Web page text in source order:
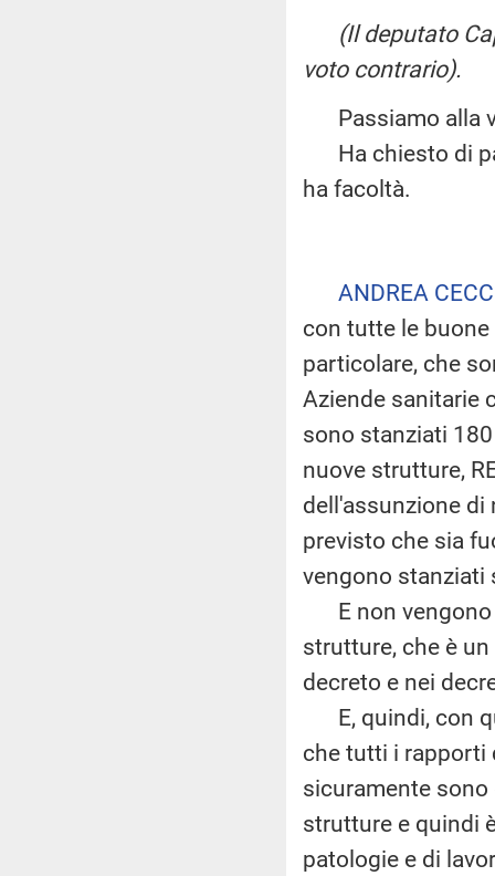
(Il deputato
voto contrario).
Passiamo alla
Ha chiesto di
ha facoltà.
ANDREA
con tutte le
particolare, che
Aziende sanitarie
sono stanziati
nuove strutture,
dell'assunzione di
previsto che sia
vengono stanziati
E non vengono
strutture, che è
decreto e nei
E, quindi, con
che tutti i rapporti
sicuramente sono
strutture e quindi
patologie e di